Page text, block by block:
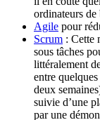
ordinateurs de
Agile pour
Scrum : Cette
sous tâches
littéralement
entre
deux
suivie d’une
par une